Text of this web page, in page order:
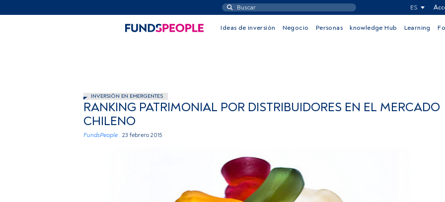
ES
Ideas de inversión Negocio Personas knowledge Hub Learning
INVERSIÓN EN EMERGENTES
RANKING PATRIMONIAL POR DISTRIBUIDORES EN EL MERCADO
CHILENO
FundsPeople . 23 febrero 2015